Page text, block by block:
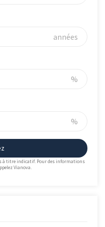
années
%
%
à titre indicatif. Pour des informations
Vianova.